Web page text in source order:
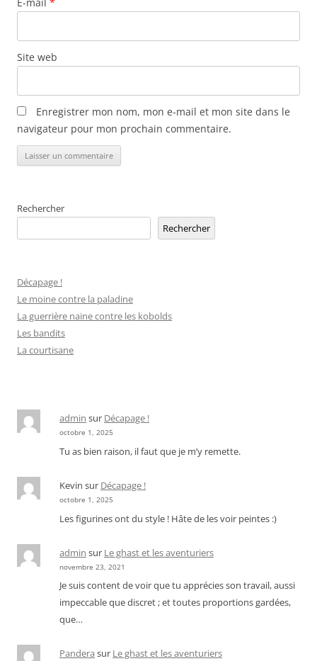
Site web
Enregistrer mon nom, mon e-mail et mon site dans le
navigateur pour mon prochain commentaire.
Rechercher
Rechercher
Décapage !
Le moine contre la paladine
La guerrière naine contre les kobolds
Les bandits
La courtisane
admin sur Décapage !
octobre 1, 2025
Tu as bien raison, il faut que je m’y remette.
Kevin sur Décapage !
octobre 1, 2025
Les figurines ont du style ! Hâte de les voir peintes :)
admin sur Le ghast et les aventuriers
novembre 23, 2021
Je suis content de voir que tu apprécies son travail, aussi
impeccable que discret ; et toutes proportions gardées,
que…
Pandera sur Le ghast et les aventuriers